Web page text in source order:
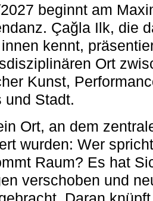
beginnt am
Çağla Ilk, die
kennt,
Ort
Kunst,
und Stadt.
Ort, an dem
wurden: Wer
Raum? Es hat
verschoben und